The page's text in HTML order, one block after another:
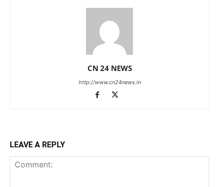
CN 24 NEWS
http://www.cn24news.in
LEAVE A REPLY